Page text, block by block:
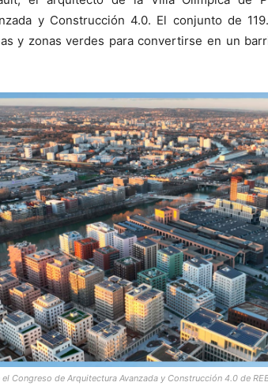
y Construcción 4.0. El conjunto de
y zonas verdes para convertirse en un
Congreso de Arquitectura Avanzada y Construcción 4.0 de